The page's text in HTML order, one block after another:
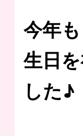
今年
生日
した♪